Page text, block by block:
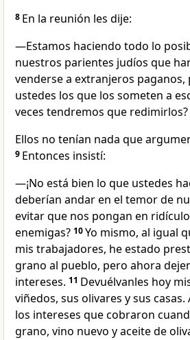
8 En la reunión les dije:
—Estamos haciendo todo lo
nuestros parientes judíos que
venderse a extranjeros paganos,
ustedes los que los someten a
veces tendremos que redimirlos?
Ellos no tenían nada que
9 Entonces insistí:
—¡No está bien lo que ustedes
deberían andar en el temor de
evitar que nos pongan en
enemigas? 10Yo mismo, al igual
mis trabajadores, he estado
grano al pueblo, pero ahora
intereses. 11 Devuélvanles hoy
viñedos, sus olivares y sus
los intereses que cobraron
grano, vino nuevo y aceite de